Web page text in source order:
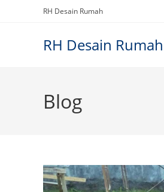
RH Desain Rumah
RH Desain Rumah
Blog